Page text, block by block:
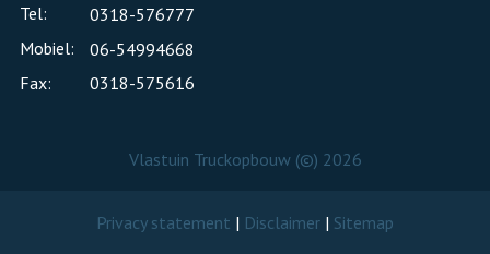
Tel:
0318-576777
Mobiel:
06-54994668
Fax:
0318-575616
Vlastuin Truckopbouw (©) 2026
Privacy statement | Disclaimer | Sitemap